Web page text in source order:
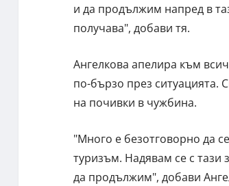
и да продължим напред в
получава", добави тя.
Ангелкова апелира към
по-бързо през ситуацията.
на почивки в чужбина.
"Много е безотговорно да
туризъм. Надявам се с тази
да продължим", добави